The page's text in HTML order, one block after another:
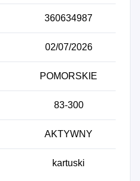
360634987
02/07/2026
POMORSKIE
83-300
AKTYWNY
kartuski